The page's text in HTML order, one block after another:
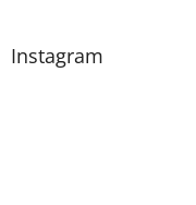
Instagram